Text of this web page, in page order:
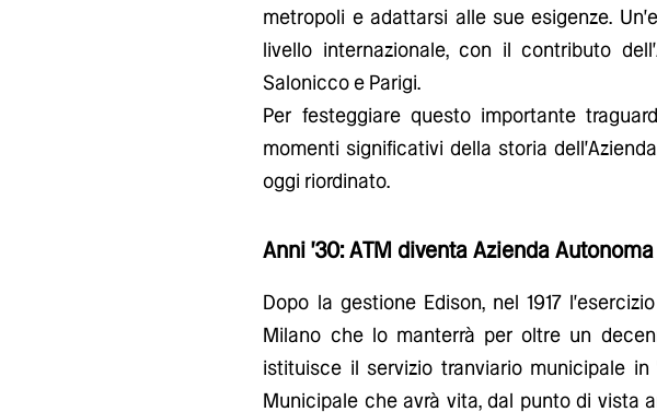
metropoli e adattarsi alle sue esigenze.
livello internazionale, con il contributo
Salonicco e Parigi.
Per festeggiare questo importante
momenti significativi della storia
oggi riordinato.
Anni '30: ATM diventa Azienda Autonoma
Dopo la gestione Edison, nel 1917
Milano che lo manterrà per oltre un
istituisce il servizio tranviario municipale in
Municipale che avrà vita, dal punto di vista